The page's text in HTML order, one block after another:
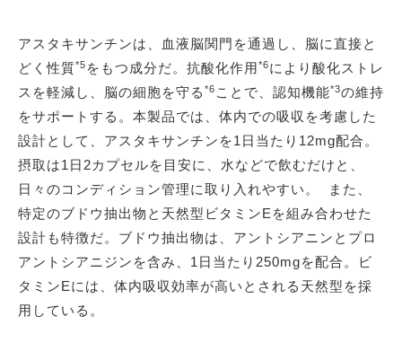
アスタキサンチンは、血液脳関門を通過し、脳に直接と
どく性質*5 をもつ成分だ。抗酸化作用*6により酸化ストレ
スを軽減し、脳の細胞を守る *6 ことで、認知機能*3の維持
をサポートする。本製品では、体内での吸収を考慮した
設計として、アスタキサンチンを1日当たり12mg配合。
摂取は1日2カプセルを目安に、水などで飲むだけと、
日々のコンディション管理に取り入れやすい。 また、
特定のブドウ抽出物と天然型ビタミンEを組み合わせた
設計も特徴だ。ブドウ抽出物は、アントシアニンとプロ
アントシアニジンを含み、1日当たり250mgを配合。ビ
タミンEには、体内吸収効率が高いとされる天然型を採
用している。